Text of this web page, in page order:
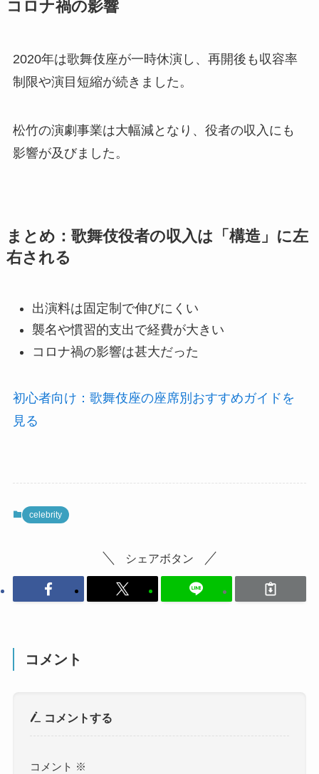
コロナ禍の影響
2020年は歌舞伎座が一時休演し、再開後も収容率
制限や演目短縮が続きました。
松竹の演劇事業は大幅減となり、役者の収入にも
影響が及びました。
まとめ：歌舞伎役者の収入は「構造」に左
右される
出演料は固定制で伸びにくい
襲名や慣習的支出で経費が大きい
コロナ禍の影響は甚大だった
初心者向け：歌舞伎座の座席別おすすめガイドを
見る
celebrity
シェアボタン
コメント
コメントする
コメント ※